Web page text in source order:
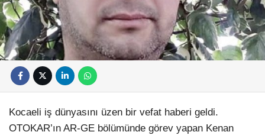
Kocaeli iş dünyasını üzen bir vefat haberi geldi.
OTOKAR’ın AR-GE bölümünde görev yapan Kenan